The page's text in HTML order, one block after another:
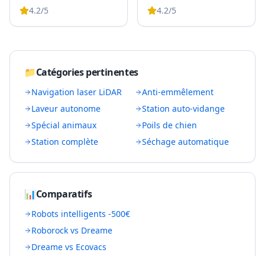
4.2/5
4.2/5
📁Catégories pertinentes
Navigation laser LiDAR
Anti-emmêlement
Laveur autonome
Station auto-vidange
Spécial animaux
Poils de chien
Station complète
Séchage automatique
📊Comparatifs
Robots intelligents -500€
Roborock vs Dreame
Dreame vs Ecovacs